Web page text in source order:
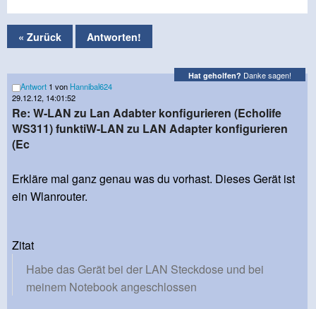
« Zurück Antworten!
Hat geholfen? Danke sagen!
Antwort 1 von Hannibal624
29.12.12, 14:01:52
Re: W-LAN zu Lan Adabter konfigurieren (Echolife
WS311) funktiW-LAN zu LAN Adapter konfigurieren
(Ec
Erkläre mal ganz genau was du vorhast. Dieses Gerät ist
ein Wlanrouter.
Zitat
Habe das Gerät bei der LAN Steckdose und bei
meinem Notebook angeschlossen